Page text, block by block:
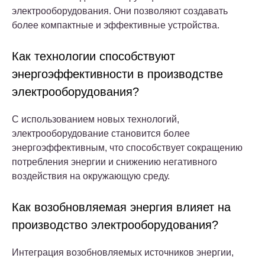
электрооборудования. Они позволяют создавать
более компактные и эффективные устройства.
Как технологии способствуют
энергоэффективности в производстве
электрооборудования?
С использованием новых технологий,
электрооборудование становится более
энергоэффективным, что способствует сокращению
потребления энергии и снижению негативного
воздействия на окружающую среду.
Как возобновляемая энергия влияет на
производство электрооборудования?
Интеграция возобновляемых источников энергии,